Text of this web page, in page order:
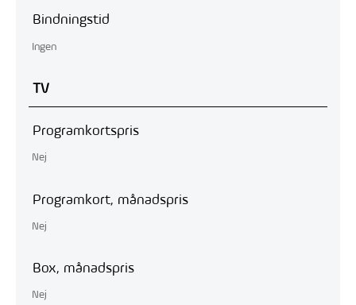
Bindningstid
Ingen
TV
Programkortspris
Nej
Programkort, månadspris
Nej
Box, månadspris
Nej